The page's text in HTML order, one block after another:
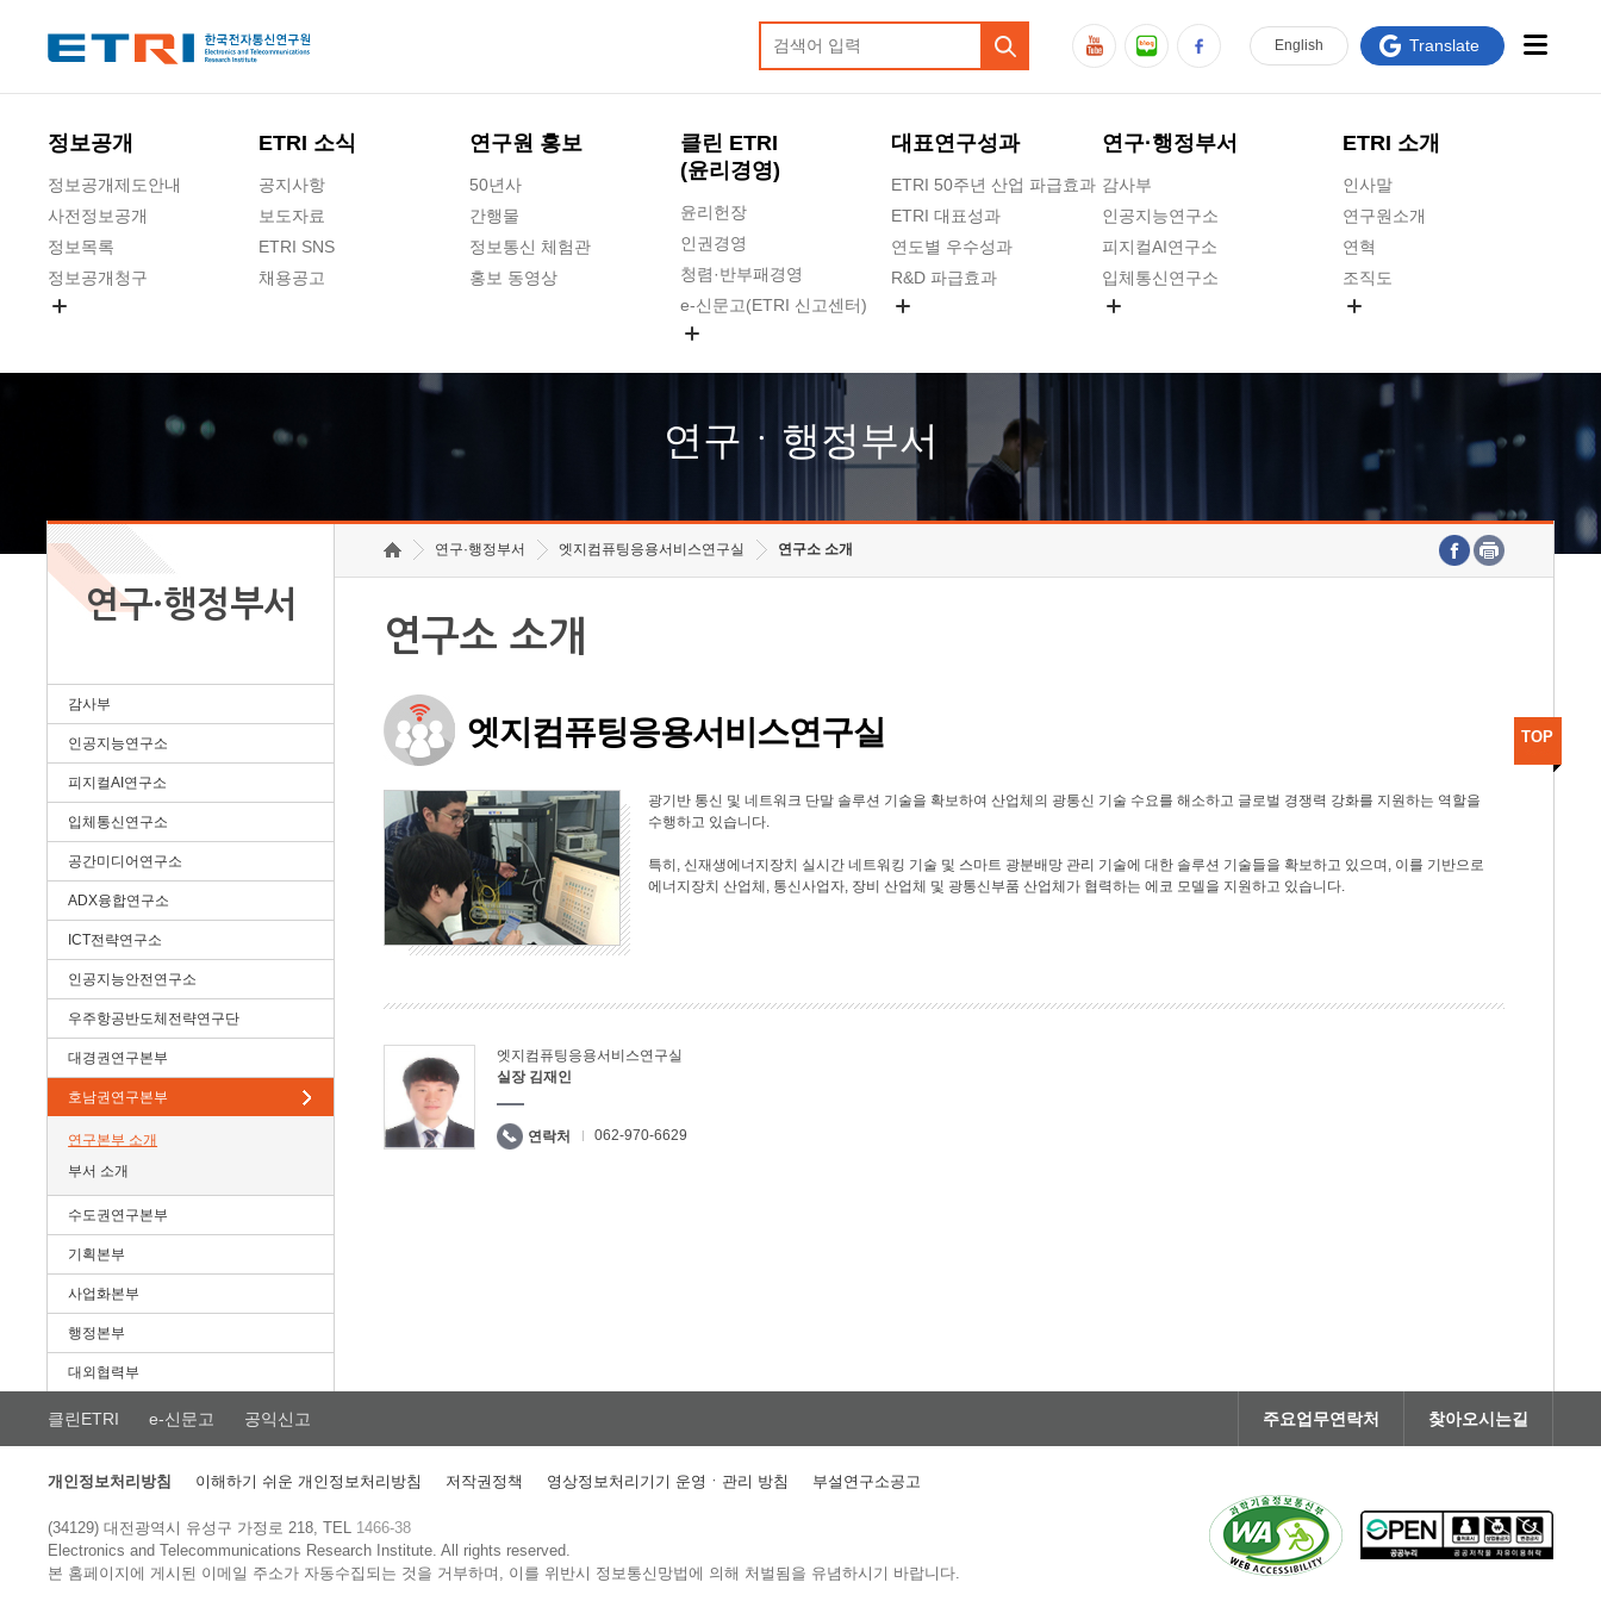
정보공개
정보공개제도안내
사전정보공개
정보목록
정보공개청구
ETRI 소식
공지사항
보도자료
ETRI SNS
채용공고
연구원 홍보
50년사
간행물
정보통신 체험관
홍보 동영상
클린 ETRI
(윤리경영)
윤리헌장
인권경영
청렴·반부패경영
e-신문고(ETRI 신고센터)
고객의소리
수의계약 현황
대표연구성과
ETRI 50주년 산업 파급효과
ETRI 대표성과
연도별 우수성과
R&D 파급효과
연구·행정부서
감사부
인공지능연구소
피지컬AI연구소
입체통신연구소
호남권연구본부
기획본부
ETRI 소개
인사말
연구원소개
연혁
조직도
연구원 고객헌장
주요업무연락처
English Translate
연구ㆍ행정부서
연구·행정부서
감사부
인공지능연구소
피지컬AI연구소
입체통신연구소
공간미디어연구소
ADX융합연구소
ICT전략연구소
인공지능안전연구소
우주항공반도체전략연구단
대경권연구본부
호남권연구본부
연구본부 소개
부서 소개
수도권연구본부
기획본부
사업화본부
행정본부
대외협력부
연구·행정부서 엣지컴퓨팅응용서비스연구실 연구소 소개
연구소 소개
엣지컴퓨팅응용서비스연구실
광기반 통신 및 네트워크 단말 솔루션 기술을 확보하여 산업체의 광통신 기술 수요를 해소하고 글로벌 경쟁력 강화를 지원하는 역할을
수행하고 있습니다.
특히, 신재생에너지장치 실시간 네트워킹 기술 및 스마트 광분배망 관리 기술에 대한 솔루션 기술들을 확보하고 있으며, 이를 기반으로
에너지장치 산업체, 통신사업자, 장비 산업체 및 광통신부품 산업체가 협력하는 에코 모델을 지원하고 있습니다.
엣지컴퓨팅응용서비스연구실
실장 김재인
연락처 062-970-6629
TOP
클린ETRI e-신문고 공익신고 주요업무연락처 찾아오시는길
개인정보처리방침 이해하기 쉬운 개인정보처리방침 저작권정책 영상정보처리기기 운영ㆍ관리 방침 부설연구소공고
(34129) 대전광역시 유성구 가정로 218, TEL 1466-38
Electronics and Telecommunications Research Institute.All rights reserved.
본 홈페이지에 게시된 이메일 주소가 자동수집되는 것을 거부하며, 이를 위반시 정보통신망법에 의해 처벌됨을 유념하시기 바랍니다.